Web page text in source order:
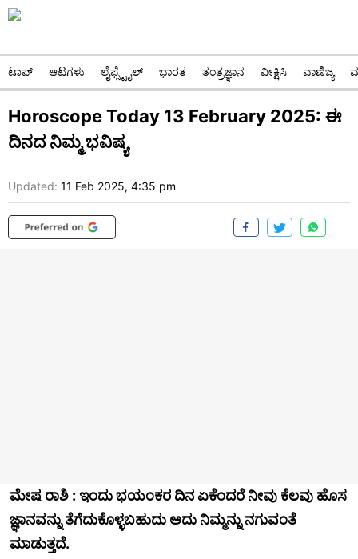
ಟಾಪ್ ಆಟಗಳು ಲೈಫ್ಸ್ಟೈಲ್ ಭಾರತ ತಂತ್ರಜ್ಞಾನ ವೀಕ್ಷಿಸಿ ವಾಣಿಜ್ಯ
Horoscope Today 13 February 2025: ಈ
ದಿನದ ನಿಮ್ಮ ಭವಿಷ್ಯ
Updated: 11 Feb 2025, 4:35 pm
ಮೇಷ ರಾಶಿ : ಇಂದು ಭಯಂಕರ ದಿನ ಏಕೆಂದರೆ ನೀವು ಕೆಲವು ಹೊಸ
ಜ್ಞಾನವನ್ನು ತೆಗೆದುಕೊಳ್ಳಬಹುದು ಅದು ನಿಮ್ಮನ್ನು ನಗುವಂತೆ
ಮಾಡುತ್ತದೆ.